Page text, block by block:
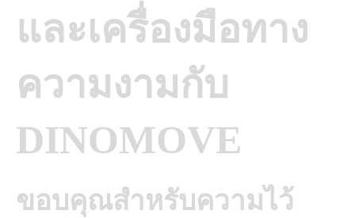
และเครื่องมือทาง
ความงามกับ
DINOMOVE
ขอบคุณสำหรับความไว้